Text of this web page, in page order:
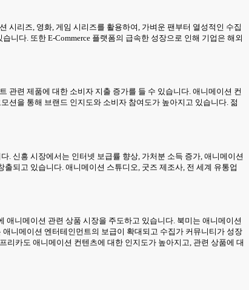
시리즈, 영화, 게임 시리즈를 활용하여, 가벼운 팬부터 열성적인 수집
니다. 또한 E-Commerce 플랫폼의 급속한 성장으로 인해 기업은 해외
관련 제품에 대한 소비자 지출 증가를 들 수 있습니다. 애니메이션 컨
션을 통해 브랜드 인지도와 소비자 참여도가 높아지고 있습니다. 젊
. 신흥 시장에서는 인터넷 보급률 향상, 가처분 소득 증가, 애니메이션
되고 있습니다. 애니메이션 스튜디오, 굿즈 제조사, 전 세계 유통업
니메이션 관련 상품 시장을 주도하고 있습니다. 북미는 애니메이션
니메이션 엔터테인먼트의 보급이 확대되고 수집가 커뮤니티가 성장
카도 애니메이션 컨텐츠에 대한 인지도가 높아지고, 관련 상품에 대